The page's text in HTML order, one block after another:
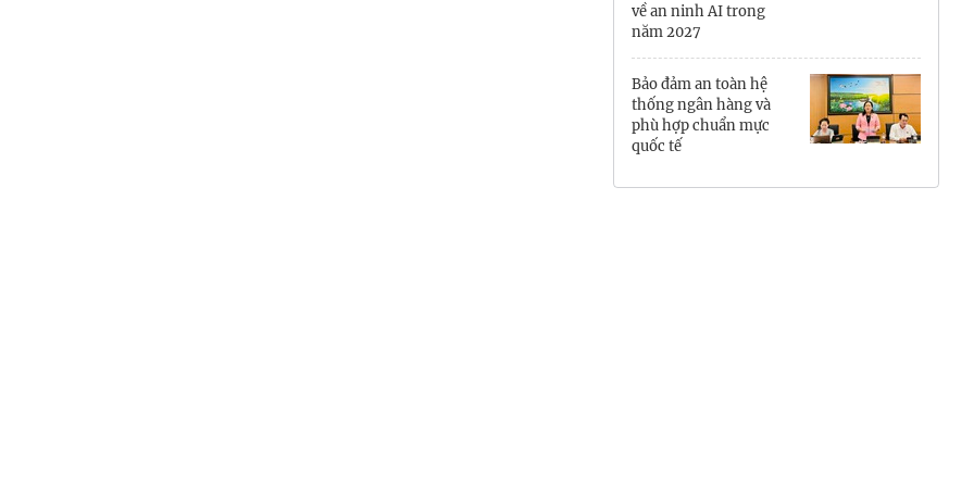
Hải Phòng
Khánh Hòa
về an ninh AI trong
năm 2027
Bảo đảm an toàn hệ
thống ngân hàng và
phù hợp chuẩn mực
quốc tế